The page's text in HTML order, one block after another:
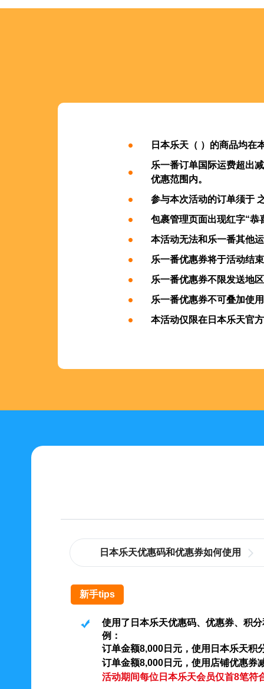
日本乐天（ ）的商品均在
乐一番订单国际运费超出
优惠范围内。
参与本次活动的订单须于
包裹管理页面出现红字“
本活动无法和乐一番其他
乐一番优惠券将于活动结
乐一番优惠券不限发送地
乐一番优惠券不可叠加使
本活动仅限在日本乐天官
日本乐天优惠码和优惠券如何使用
新手tips
使用了日本乐天优惠码、优惠券、积
例：
订单金额8,000日元，使用日本乐天积
订单金额8,000日元，使用店铺优惠券
活动期间每位日本乐天会员仅首8笔符